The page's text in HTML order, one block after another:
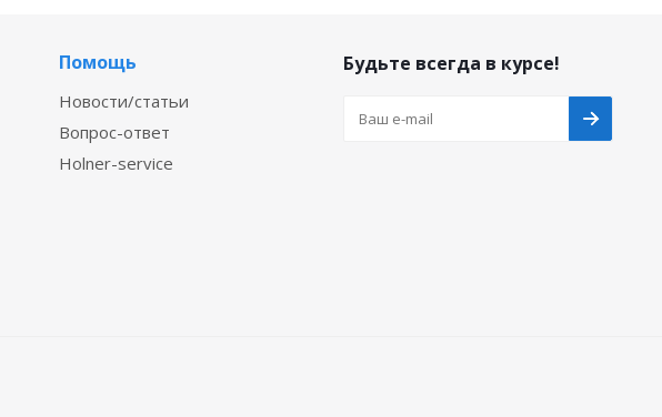
Помощь
Новости/статьи
Вопрос-ответ
Holner-service
Будьте всегда в курсе!